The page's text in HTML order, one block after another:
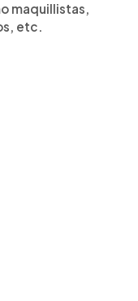
maquillistas,
etc.